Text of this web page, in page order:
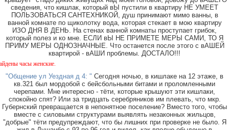
сведения, что кишлак, который вЫ пустили в квартиру НЕ УМЕЕТ
ПОЛЬЗОВАТЬСЯ САНТЕХНИКОЙ, душ принимают мимо ванны, в
ванной комнате по щиколотку вода, которая стекает в мою квартиру
ИЗО ДНЯ В ДЕНЬ. На стенах ванной комнаты проступает грибок,
который полез и ко мне. ЕСЛИ вЫ НЕ ПРИМЕТЕ МЕРЫ САМИ, ТО Я
ПРИМУ МЕРЫ ОДНОЗНАЧНЫЕ. Что останется после этого с вАШЕЙ
квартирой - вАШИ проблемы. ДОСТАЛО!!!
часы женские.
"Общение ул Уездная д 4: " Сегодня ночью, в кишлаке на 12 этаже, в
кв.321 был мордобой с бейсбольными битами и проломленными
черепами. Мне интересно - тёти, которые крышуют эти кишлаки,
спокойно спят? Или за тридцать серебряников им плевать, что мкр.
Губернский превращается в непонятное поселение? Вместо того, чтобы
вместе с силовыми структурами выявлять незаконных жильцов,
"добрые" тёти предупреждают, что бы лишних при проверке не было. Я